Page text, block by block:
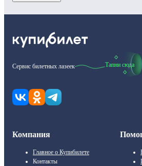
Сервис билетных лазеек Тапни сюда
Компания
Главное о Купибилете
Контакты